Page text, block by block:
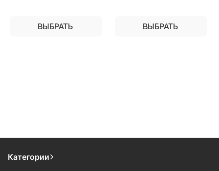
ВЫБРАТЬ ВЫБРАТЬ
Категории